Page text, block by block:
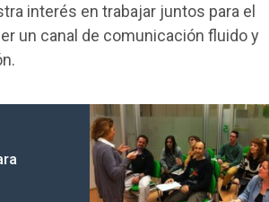
interés en trabajar juntos para el
un canal de comunicación fluido y